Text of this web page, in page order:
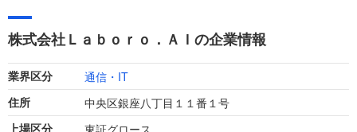
す。
株式会社Ｌａｂｏｒｏ．ＡＩの企業情報
業界区分 通信・IT
住所 中央区銀座八丁目１１番１号
上場区分 東証グロース